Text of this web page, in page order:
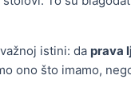
istini: da prava
ono što imamo,